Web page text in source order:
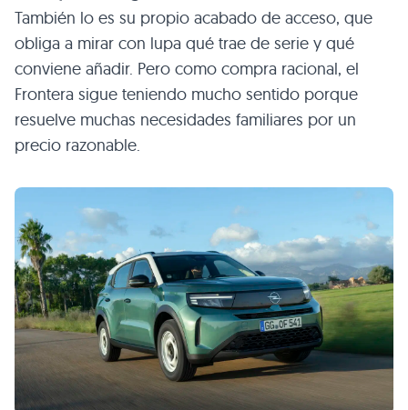
También lo es su propio acabado de acceso, que
obliga a mirar con lupa qué trae de serie y qué
conviene añadir. Pero como compra racional, el
Frontera sigue teniendo mucho sentido porque
resuelve muchas necesidades familiares por un
precio razonable.